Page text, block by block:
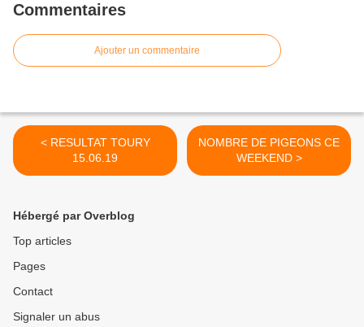
Commentaires
Ajouter un commentaire
< RESULTAT TOURY
15.06.19
NOMBRE DE PIGEONS CE
WEEKEND >
Hébergé par Overblog
Top articles
Pages
Contact
Signaler un abus